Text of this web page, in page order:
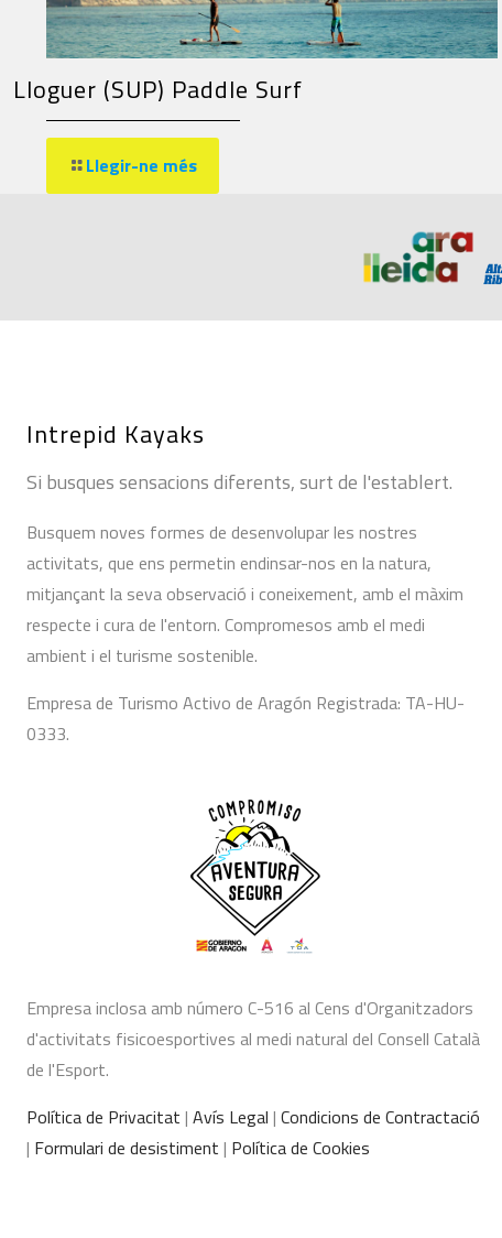
Lloguer (SUP) Paddle Surf
Llegir-ne més
Intrepid Kayaks
Si busques sensacions diferents, surt de l'establert.
Busquem noves formes de desenvolupar les nostres
activitats, que ens permetin endinsar-nos en la natura,
mitjançant la seva observació i coneixement, amb el màxim
respecte i cura de l'entorn. Compromesos amb el medi
ambient i el turisme sostenible.
Empresa de Turismo Activo de Aragón Registrada: TA-HU-
0333.
Empresa inclosa amb número C-516 al Cens d'Organitzadors
d'activitats fisicoesportives al medi natural del Consell Català
de l'Esport.
Política de Privacitat | Avís Legal | Condicions de Contractació
| Formulari de desistiment | Política de Cookies